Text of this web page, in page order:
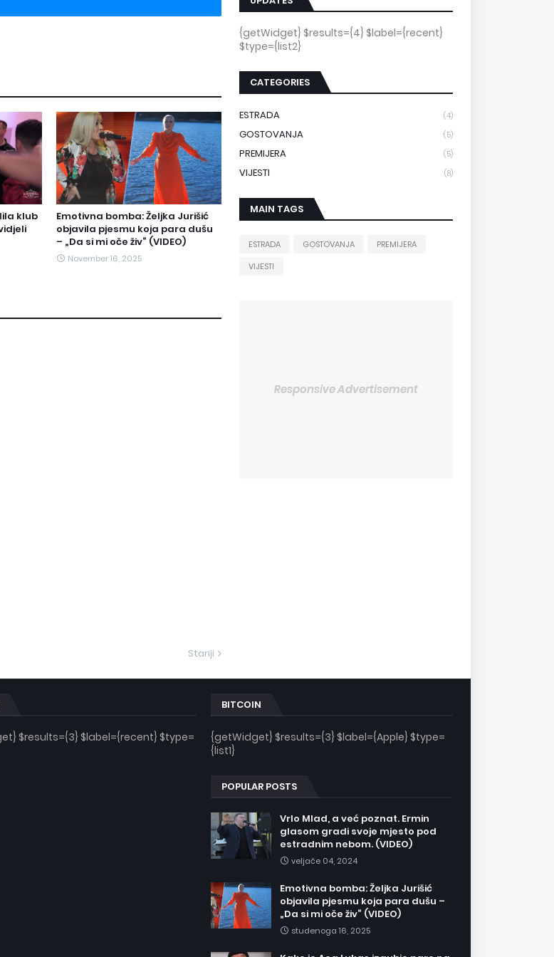
klub
Emotivna bomba: Željka Jurišić
objavila pjesmu koja para dušu
– „Da si mi oče živ“ (VIDEO)
November 16, 2025
Stariji
{getWidget} $results={4} $label={recent}
$type={list2}
CATEGORIES
ESTRADA (4)
GOSTOVANJA (5)
PREMIJERA (5)
VIJESTI (8)
MAIN TAGS
ESTRADA GOSTOVANJA
PREMIJERA
VIJESTI
Responsive Advertisement
$results={3} $label={recent} $type=
BITCOIN
{getWidget} $results={3} $label={Apple} $type=
{list1}
POPULAR POSTS
Vrlo Mlad, a već poznat. Ermin
glasom gradi svoje mjesto pod
estradnim nebom. (VIDEO)
veljače 04, 2024
Emotivna bomba: Željka Jurišić
objavila pjesmu koja para dušu –
„Da si mi oče živ“ (VIDEO)
studenoga 16, 2025